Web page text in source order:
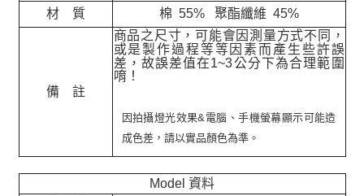
材 質
棉 55% 聚酯纖維 45%
備 註
商品之尺寸，可能會因測量方式不同，
或是製作過程等等因素而產生些許誤
差，故誤差值在1~3公分下為合理範圍
唷！
因拍攝燈光效果&電腦、手機螢幕顯示可能造
成色差，請以實品顏色為準。
Model 資料